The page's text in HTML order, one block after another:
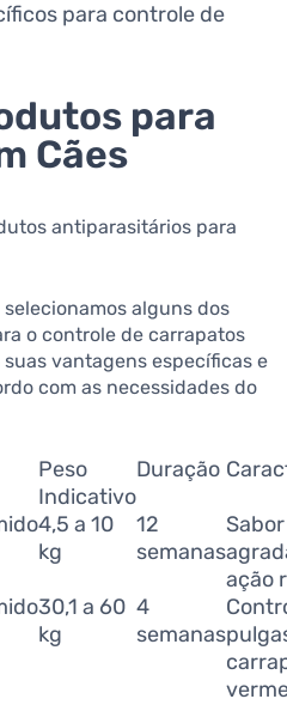
para controle de
para
Cães
antiparasitários para
alguns dos
o controle de carrapatos
vantagens específicas e
com as necessidades do
Peso
Indicativo
Duração
4,5 a 10
kg
12
semanas
Sabor
ação
30,1 a 60
kg
4
semanas